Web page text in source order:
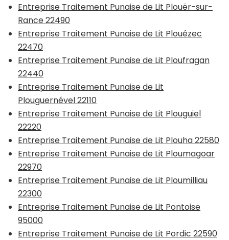
Entreprise Traitement Punaise de Lit Plouër-sur-
Rance 22490
Entreprise Traitement Punaise de Lit Plouézec
22470
Entreprise Traitement Punaise de Lit Ploufragan
22440
Entreprise Traitement Punaise de Lit
Plouguernével 22110
Entreprise Traitement Punaise de Lit Plouguiel
22220
Entreprise Traitement Punaise de Lit Plouha 22580
Entreprise Traitement Punaise de Lit Ploumagoar
22970
Entreprise Traitement Punaise de Lit Ploumilliau
22300
Entreprise Traitement Punaise de Lit Pontoise
95000
Entreprise Traitement Punaise de Lit Pordic 22590